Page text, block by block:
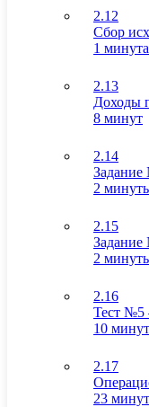
2.12
Сбор
1 минута
2.13
Доходы
8 минут
2.14
2
2.15
2
2.16
Тест №5
10 минут
2.17
23